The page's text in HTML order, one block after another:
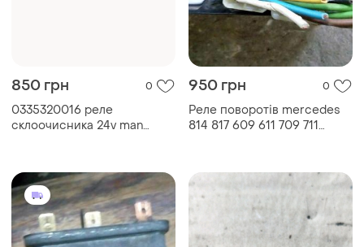
850 грн 0
0335320016 реле
склоочисника 24v man
950 грн 0
Реле поворотів mercedes
814 817 609 611 709 711